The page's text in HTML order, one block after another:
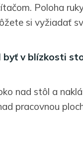
Poloha
si vyžiadať
byť v blízkosti
nad stôl a
pracovnou